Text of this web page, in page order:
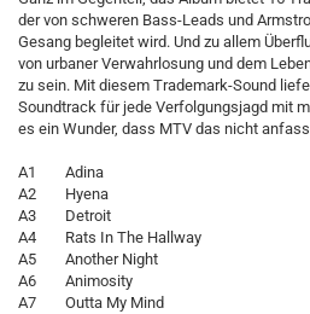
der von schweren Bass-Leads und
Gesang begleitet wird. Und zu allem
von urbaner Verwahrlosung und dem
zu sein. Mit diesem Trademark-Sound
Soundtrack für jede Verfolgungsjagd mit
es ein Wunder, dass MTV das nicht
A1 Adina
A2 Hyena
A3 Detroit
A4 Rats In The Hallway
A5 Another Night
A6 Animosity
A7 Outta My Mind